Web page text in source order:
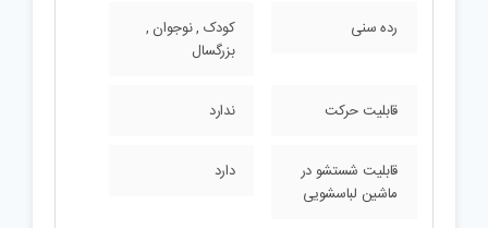
رده سنی
کودک , نوجوان ,
بزرگسال
قابلیت حرکت ندارد
قابلیت شستشو در
ماشین لباسشویی
دارد